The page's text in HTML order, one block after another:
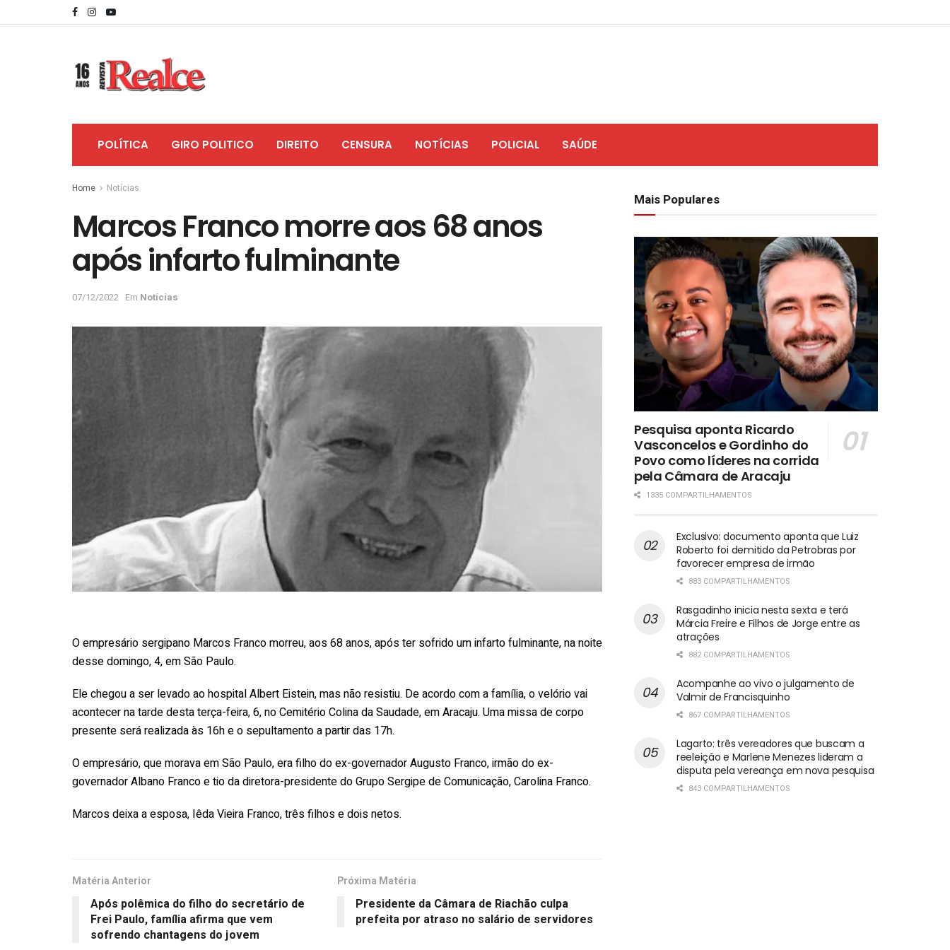
POLÍTICA GIRO POLITICO DIREITO CENSURA NOTÍCIAS POLICIAL SAÚDE
Home Notícias
Marcos Franco morre aos 68 anos
após infarto fulminante
07/12/2022 Em Notícias
O empresário sergipano Marcos Franco morreu, aos 68 anos, após ter sofrido um infarto fulminante, na noite
desse domingo, 4, em São Paulo.
Ele chegou a ser levado ao hospital Albert Eistein, mas não resistiu. De acordo com a família, o velório vai
acontecer na tarde desta terça-feira, 6, no Cemitério Colina da Saudade, em Aracaju. Uma missa de corpo
presente será realizada às 16h e o sepultamento a partir das 17h.
O empresário, que morava em São Paulo, era filho do ex-governador Augusto Franco, irmão do ex-
governador Albano Franco e tio da diretora-presidente do Grupo Sergipe de Comunicação, Carolina Franco.
Marcos deixa a esposa, Iêda Vieira Franco, três filhos e dois netos.
Matéria Anterior
Após polêmica do filho do secretário de
Frei Paulo, família afirma que vem
sofrendo chantagens do jovem
Próxima Matéria
Presidente da Câmara de Riachão culpa
prefeita por atraso no salário de servidores
Mais Populares
Pesquisa aponta Ricardo
Vasconcelos e Gordinho do
Povo como líderes na corrida
pela Câmara de Aracaju
1335 COMPARTILHAMENTOS
Exclusivo: documento aponta que Luiz
Roberto foi demitido da Petrobras por
favorecer empresa de irmão
883 COMPARTILHAMENTOS
Rasgadinho inicia nesta sexta e terá
Márcia Freire e Filhos de Jorge entre as
atrações
882 COMPARTILHAMENTOS
Acompanhe ao vivo o julgamento de
Valmir de Francisquinho
867 COMPARTILHAMENTOS
Lagarto: três vereadores que buscam a
reeleição e Marlene Menezes lideram a
disputa pela vereança em nova pesquisa
843 COMPARTILHAMENTOS